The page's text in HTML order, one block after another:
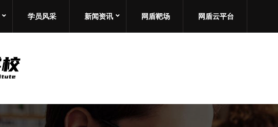
学员风采 新闻资讯 网盾靶场 网盾云平台